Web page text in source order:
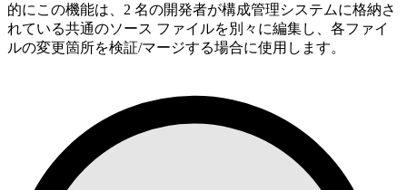
的にこの機能は、2 名の開発者が構成管理システムに格納さ
れている共通のソース ファイルを別々に編集し、各ファイ
ルの変更箇所を検証/マージする場合に使用します。